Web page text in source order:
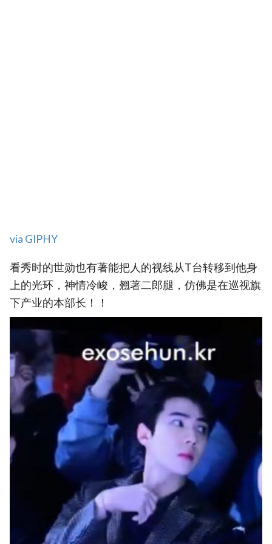
via GIPHY
看秀时的世勋也有著能把人的视线从T台转移到他身
上的光环，神情冷峻，翘著二郎腿，仿佛是在巡视旗
下产业的本部长！！